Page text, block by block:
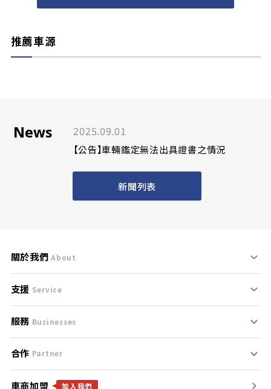
推薦車源
News 2025.09.01
【公告】車輛鑑定無法出具證書之情況
新聞列表
關於我們 About
刊登規範
服務條款
免責聲明
支援 Service
支援中心
聯絡我們
服務 Businesses
什麼是Goo鑑定？
找好車
合作 Partner
合作夥伴
車商加盟 加入我們